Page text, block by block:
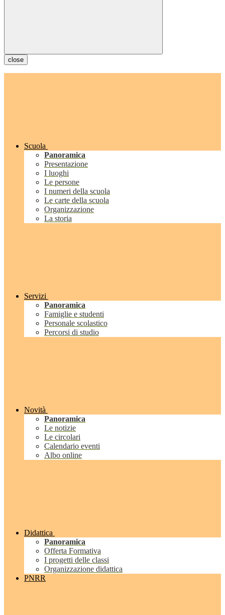
close
Scuola
Panoramica
Presentazione
I luoghi
Le persone
I numeri della scuola
Le carte della scuola
Organizzazione
La storia
Servizi
Panoramica
Famiglie e studenti
Personale scolastico
Percorsi di studio
Novità
Panoramica
Le notizie
Le circolari
Calendario eventi
Albo online
Didattica
Panoramica
Offerta Formativa
I progetti delle classi
Organizzazione didattica
PNRR